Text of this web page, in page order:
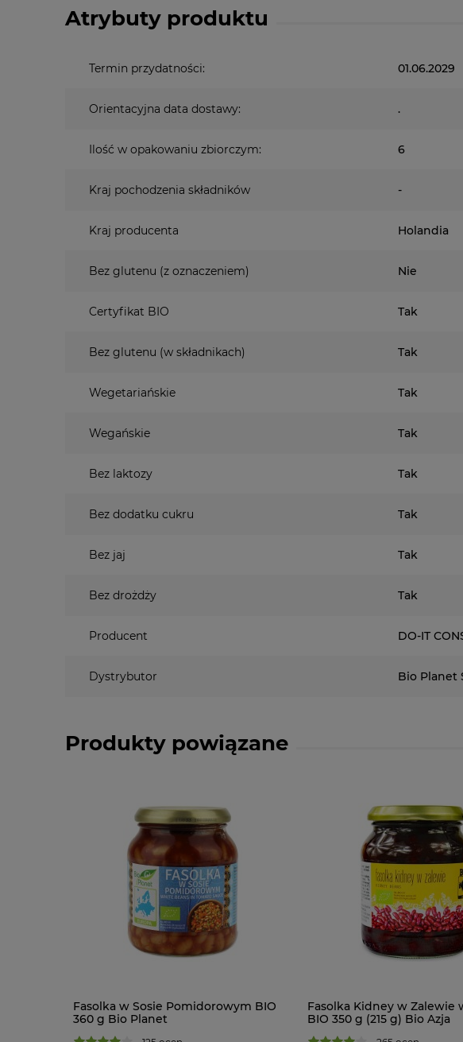
Atrybuty produktu
Termin przydatności: 01.06.2029
Orientacyjna data dostawy: .
Ilość w opakowaniu zbiorczym: 6
Kraj pochodzenia składników -
Kraj producenta Holandia
Bez glutenu (z oznaczeniem) Nie
Certyfikat BIO Tak
Bez glutenu (w składnikach) Tak
Wegetariańskie Tak
Wegańskie Tak
Bez laktozy Tak
Bez dodatku cukru Tak
Bez jaj Tak
Bez drożdży Tak
Producent DO-IT
Dystrybutor Bio Planet
Produkty powiązane
Fasolka w Sosie Pomidorowym BIO
360 g Bio Planet
Fasolka Kidney w Zalewie
BIO 350 g (215 g) Bio Azja